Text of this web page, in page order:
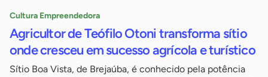
Cultura Empreendedora
Agricultor de Teófilo Otoni transforma sítio
onde cresceu em sucesso agrícola e turístico
Sítio Boa Vista, de Brejaúba, é conhecido pela potência